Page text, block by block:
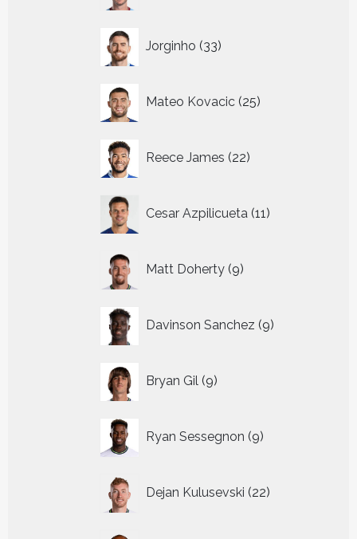
Jorginho 33
producten
Mateo Kovacic 25
producten
Reece James 22
producten
Cesar Azpilicueta 11
producten
Matt Doherty 9
producten
Davinson Sanchez 9
producten
Bryan Gil 9
producten
Ryan Sessegnon 9
producten
Dejan Kulusevski 22
producten